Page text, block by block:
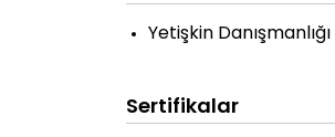
Yetişkin Danışmanlığı
Sertifikalar